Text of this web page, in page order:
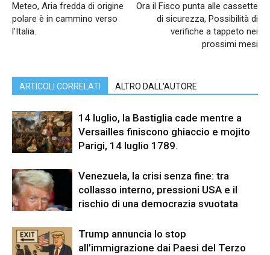
Meteo, Aria fredda di origine
polare è in cammino verso
l’Italia.
Ora il Fisco punta alle cassette
di sicurezza, Possibilità di
verifiche a tappeto nei
prossimi mesi
ARTICOLI CORRELATI ALTRO DALL'AUTORE
14 luglio, la Bastiglia cade mentre a
Versailles finiscono ghiaccio e mojito
Parigi, 14 luglio 1789.
Venezuela, la crisi senza fine: tra
collasso interno, pressioni USA e il
rischio di una democrazia svuotata
Trump annuncia lo stop
all’immigrazione dai Paesi del Terzo